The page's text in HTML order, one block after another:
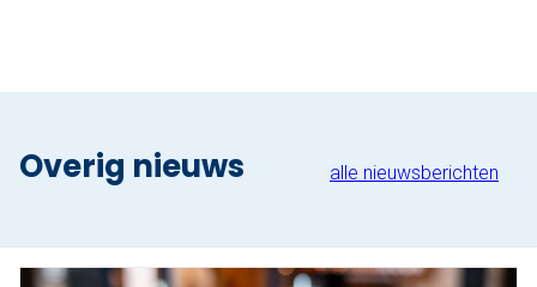
Overig nieuws alle nieuwsberichten